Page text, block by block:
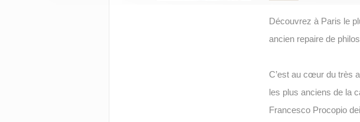
Découvrez à Paris le
ancien repaire de
C’est au cœur du très
les plus anciens de la
Francesco Procopio